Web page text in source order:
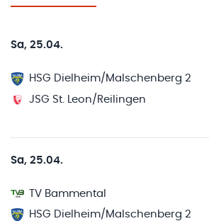
Sa, 25.04.
HSG Dielheim/Malschenberg 2
JSG St. Leon/Reilingen
Sa, 25.04.
TV Bammental
HSG Dielheim/Malschenberg 2